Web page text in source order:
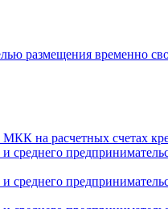
размещения временно
на расчетных счетах